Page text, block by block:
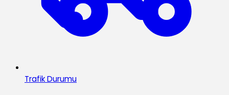
Trafik Durumu